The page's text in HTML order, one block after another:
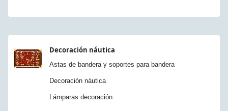
Decoración náutica
Astas de bandera y soportes para bandera
Decoración náutica
Lámparas decoración.